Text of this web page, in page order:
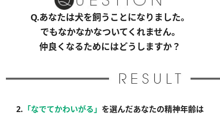
Q.あなたは犬を飼うことになりました。
でもなかなかなついてくれません。
仲良くなるためにはどうしますか？
2. 「なでてかわいがる」 を選んだあなたの精神年齢は